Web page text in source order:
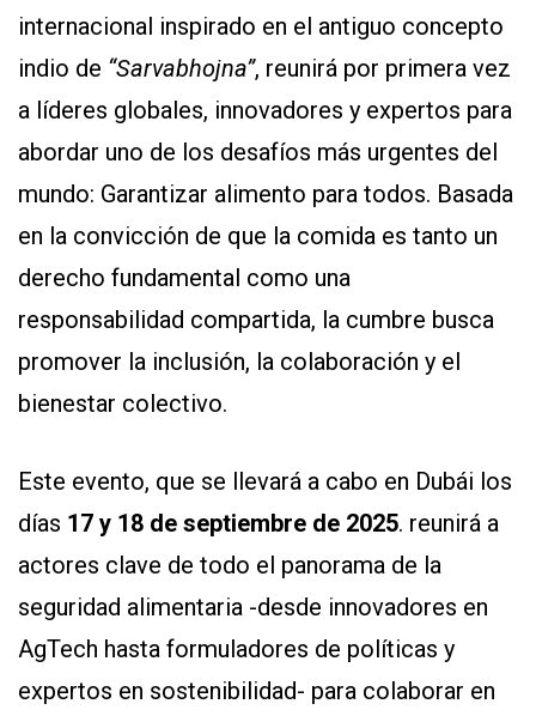
internacional inspirado en el antiguo concepto
indio de “Sarvabhojna”, reunirá por primera vez
a líderes globales, innovadores y expertos para
abordar uno de los desafíos más urgentes del
mundo: Garantizar alimento para todos. Basada
en la convicción de que la comida es tanto un
derecho fundamental como una
responsabilidad compartida, la cumbre busca
promover la inclusión, la colaboración y el
bienestar colectivo.
Este evento, que se llevará a cabo en Dubái los
días 17 y 18 de septiembre de 2025. reunirá a
actores clave de todo el panorama de la
seguridad alimentaria -desde innovadores en
AgTech hasta formuladores de políticas y
expertos en sostenibilidad- para colaborar en